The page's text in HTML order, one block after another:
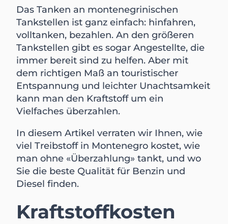
Das Tanken an montenegrinischen
Tankstellen ist ganz einfach: hinfahren,
volltanken, bezahlen. An den größeren
Tankstellen gibt es sogar Angestellte, die
immer bereit sind zu helfen. Aber mit
dem richtigen Maß an touristischer
Entspannung und leichter Unachtsamkeit
kann man den Kraftstoff um ein
Vielfaches überzahlen.
In diesem Artikel verraten wir Ihnen, wie
viel Treibstoff in Montenegro kostet, wie
man ohne «Überzahlung» tankt, und wo
Sie die beste Qualität für Benzin und
Diesel finden.
Kraftstoffkosten